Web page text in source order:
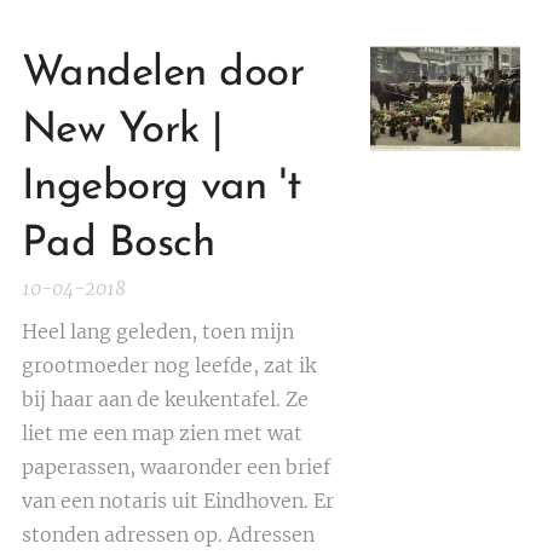
Wandelen door
New York |
Ingeborg van 't
Pad Bosch
10-04-2018
Heel lang geleden, toen mijn
grootmoeder nog leefde, zat ik
bij haar aan de keukentafel. Ze
liet me een map zien met wat
paperassen, waaronder een brief
van een notaris uit Eindhoven. Er
stonden adressen op. Adressen